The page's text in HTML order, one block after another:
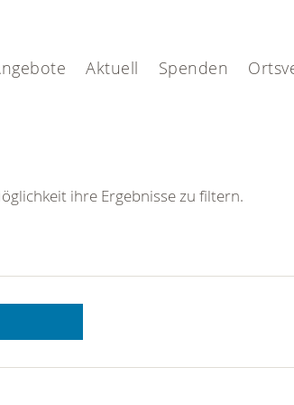
Aktuell Spenden
ihre Ergebnisse zu filtern.